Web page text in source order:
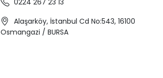
0224 267 23 13
Alaşarköy, İstanbul Cd No:543, 16100
Osmangazi / BURSA